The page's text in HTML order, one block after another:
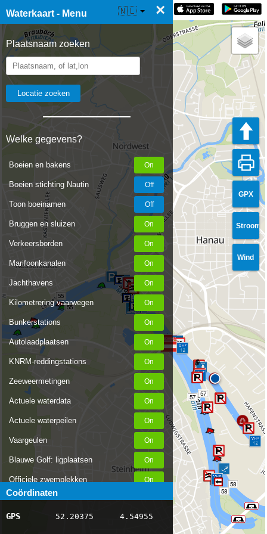
Waterkaart - Menu ×
Plaatsnaam zoeken
Welke gegevens?
Boeien en bakens
Boeien stichting Nautin
Toon boeinamen
Bruggen en sluizen
Verkeersborden
Marifoonkanalen
Jachthavens
Kilometrering vaarwegen
Bunkerstations
Autolaadplaatsen
KNRM-reddingstations
Zeeweermetingen
Actuele waterdata
Actuele waterpeilen
Vaargeulen
Blauwe Golf: ligplaatsen
Officiele zwemplekken
Stremmingen/hinder
AIS scheepsposities
Coördinaten
GPS 52.20375 4.54955
☰ Waterkaart Live 🇳🇱
GPX
Stroom
Wind
55
55
57 57
58
58